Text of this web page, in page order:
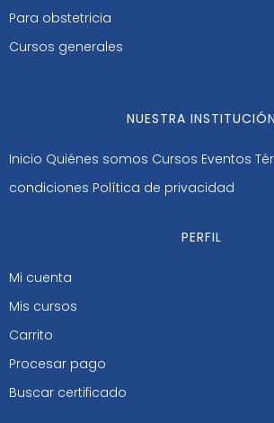
Para obstetricia
Cursos generales
NUESTRA INSTITUCIÓN
Inicio Quiénes somos Cursos Eventos
condiciones Política de privacidad
PERFIL
Mi cuenta
Mis cursos
Carrito
Procesar pago
Buscar certificado